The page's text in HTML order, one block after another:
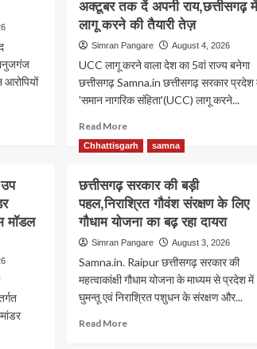
अक्टूबर तक दें अपनी राय,छत्तीसगढ़
लागू करने की तैयारी तेज़
Simran Pangare August 4, 2026
UCC लागू करने वाला देश का 5वां राज्य बनेगा
छत्तीसगढ़ Samna.in छत्तीसगढ़ सरकार प्रदेश
'समान नागरिक संहिता'(UCC) लागू करने...
Read MoreRead
more
about
हो
नया
कानून,UCC
पर
15
अक्टूबर
तक
अपनी
मॉडल
Chhattisgarh samna
छत्तीसगढ़ सरकार की बड़ी
पहल,निराश्रित गौवंश संरक्षण के लिए
गौधाम योजना का बढ़ रहा दायरा
Simran Pangare August 3, 2026
Samna.in. Raipur छत्तीसगढ़ सरकार की
महत्वाकांक्षी गौधाम योजना के माध्यम से प्रदेश में
घुमन्तू एवं निराश्रित पशुधन के संरक्षण और...
Read MoreRead